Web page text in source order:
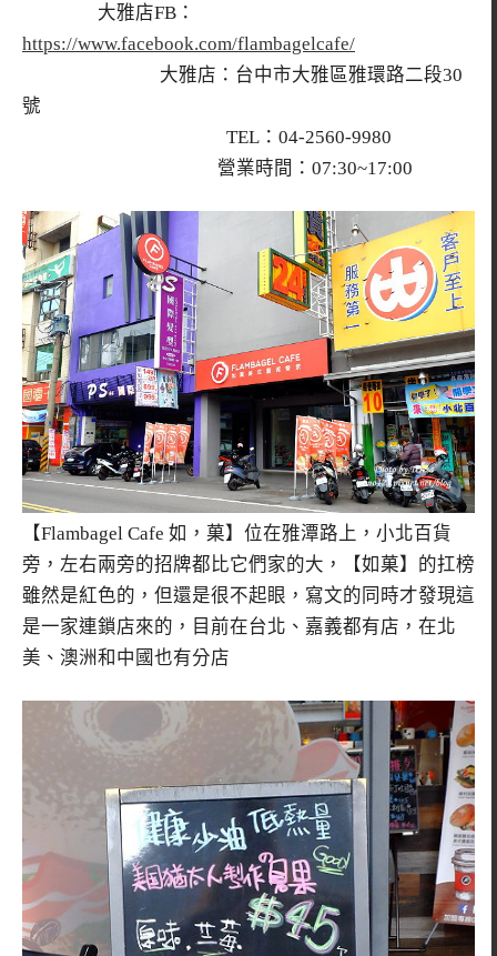
大雅店FB：
https://www.facebook.com/flambagelcafe/
大雅店：台中市大雅區雅環路二段30
號
TEL：04-2560-9980
營業時間：07:30~17:00
【Flambagel Cafe 如，菓】位在雅潭路上，小北百貨
旁，左右兩旁的招牌都比它們家的大，【如菓】的扛榜
雖然是紅色的，但還是很不起眼，寫文的同時才發現這
是一家連鎖店來的，目前在台北、嘉義都有店，在北
美、澳洲和中國也有分店